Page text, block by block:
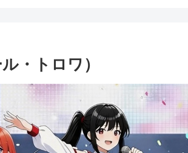
・トロワ）